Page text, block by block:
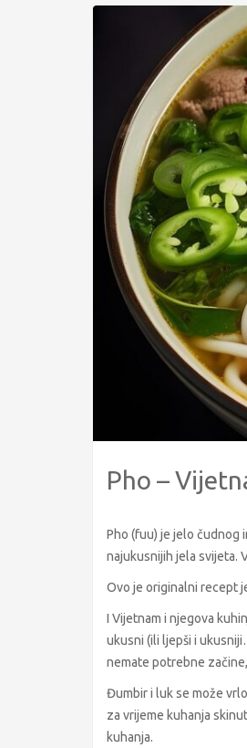
Pho –
Pho (fuu) je jelo čudnog
najukusnijih jela svijeta.
Ovo je originalni recept
I Vijetnam i njegova
ukusni (ili ljepši i
nemate potrebne
Đumbir i luk se može
za vrijeme kuhanja
kuhanja.